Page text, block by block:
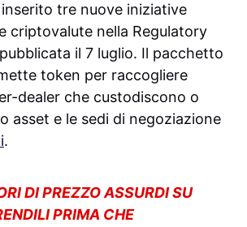
inserito tre nuove iniziative
criptovalute nella Regulatory
il 7 luglio. Il pacchetto
token per raccogliere
dealer che custodiscono o
asset e le sedi di negoziazione
.
DI PREZZO ASSURDI SU
PRIMA CHE